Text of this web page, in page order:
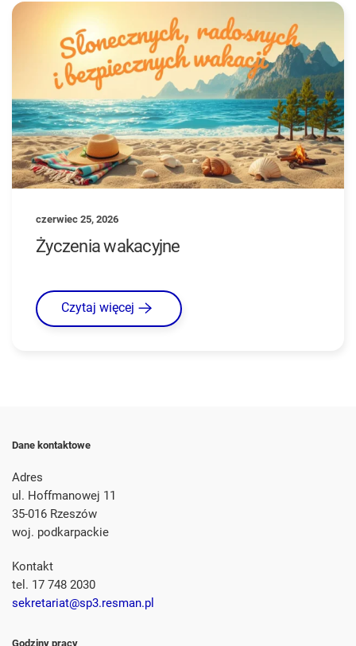
czerwiec 25, 2026
Życzenia wakacyjne
Czytaj więcej
Dane kontaktowe
Adres
ul. Hoffmanowej 11
35-016 Rzeszów
woj. podkarpackie
Kontakt
tel. 17 748 2030
sekretariat@sp3.resman.pl
Godziny pracy